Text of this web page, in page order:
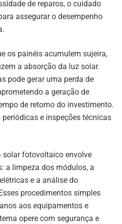
de reparos, o cuidado
assegurar o desempenho
os painéis acumulem sujeira,
a absorção da luz solar.
pode gerar uma perda de
a geração de
de retorno do investimento.
e inspeções técnicas
solar fotovoltaico envolve
a limpeza dos módulos, a
e a análise do
procedimentos simples
aos equipamentos e
opere com segurança e